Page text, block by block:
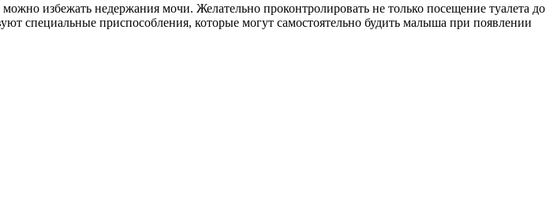
избежать недержания мочи. Желательно проконтролировать не только посещение туалета до
специальные приспособления, которые могут самостоятельно будить малыша при появлении